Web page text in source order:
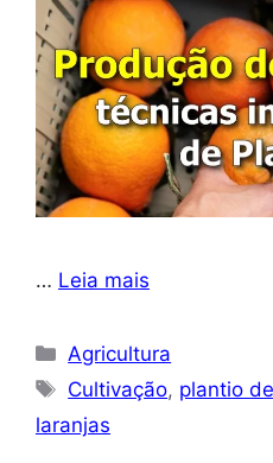
… Leia mais
Categorias
Agricultura
Tags
Cultivação, plantio
laranjas